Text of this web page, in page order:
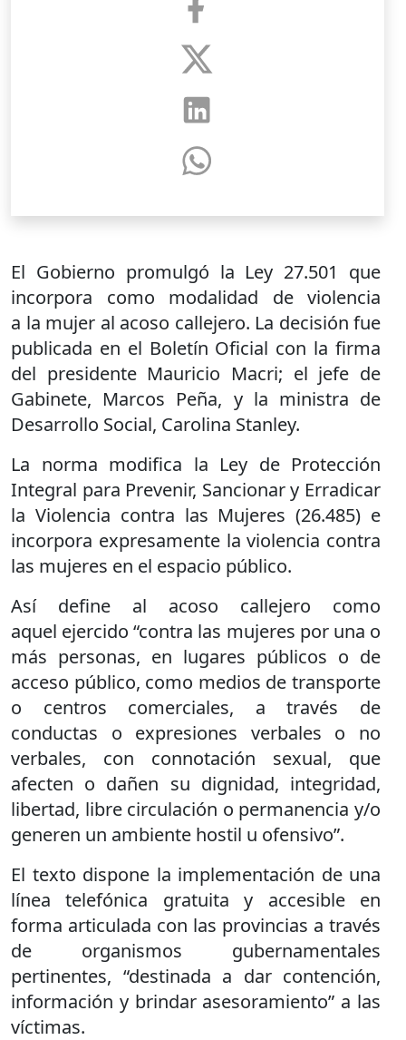
El Gobierno promulgó la Ley 27.501 que
incorpora como modalidad de violencia
a la mujer al acoso callejero. La decisión fue
publicada en el Boletín Oficial con la firma
del presidente Mauricio Macri; el jefe de
Gabinete, Marcos Peña, y la ministra de
Desarrollo Social, Carolina Stanley.
La norma modifica la Ley de Protección
Integral para Prevenir, Sancionar y Erradicar
la Violencia contra las Mujeres (26.485) e
incorpora expresamente la violencia contra
las mujeres en el espacio público.
Así define al acoso callejero como
aquel ejercido “contra las mujeres por una o
más personas, en lugares públicos o de
acceso público, como medios de transporte
o centros comerciales, a través de
conductas o expresiones verbales o no
verbales, con connotación sexual, que
afecten o dañen su dignidad, integridad,
libertad, libre circulación o permanencia y/o
generen un ambiente hostil u ofensivo”.
El texto dispone la implementación de una
línea telefónica gratuita y accesible en
forma articulada con las provincias a través
de organismos gubernamentales
pertinentes, “destinada a dar contención,
información y brindar asesoramiento” a las
víctimas.